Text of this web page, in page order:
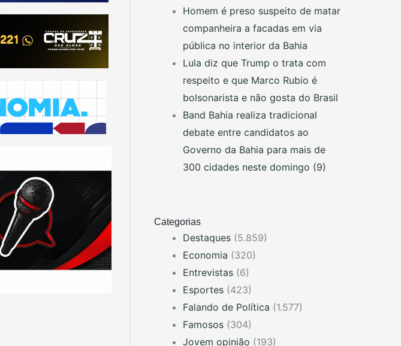
Homem é preso suspeito de matar
companheira a facadas em via
pública no interior da Bahia
Lula diz que Trump o trata com
respeito e que Marco Rubio é
bolsonarista e não gosta do Brasil
Band Bahia realiza tradicional
debate entre candidatos ao
Governo da Bahia para mais de
300 cidades neste domingo (9)
Categorias
Destaques (5.859)
Economia (320)
Entrevistas (6)
Esportes (423)
Falando de Política (1.577)
Famosos (304)
Jovem opinião (193)